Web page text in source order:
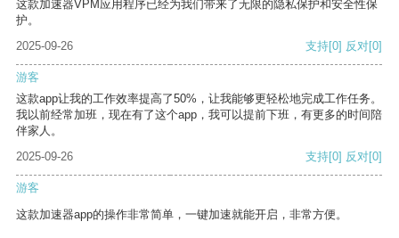
这款加速器VPM应用程序已经为我们带来了无限的隐私保护和安全性保
护。
2025-09-26
支持[0] 反对[0]
游客
这款app让我的工作效率提高了50%，让我能够更轻松地完成工作任务。
我以前经常加班，现在有了这个app，我可以提前下班，有更多的时间陪
伴家人。
2025-09-26
支持[0] 反对[0]
游客
这款加速器app的操作非常简单，一键加速就能开启，非常方便。